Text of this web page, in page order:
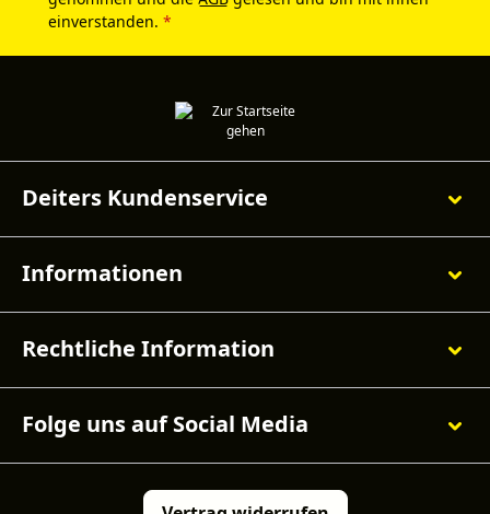
einverstanden. *
Deiters Kundenservice
Informationen
Rechtliche Information
Folge uns auf Social Media